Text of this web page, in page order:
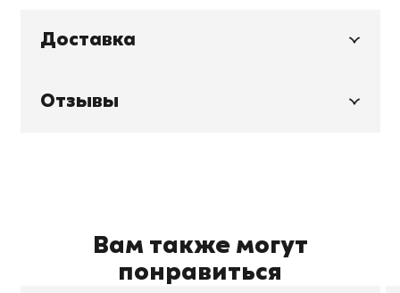
Доставка
Отзывы
Вам также могут
понравиться